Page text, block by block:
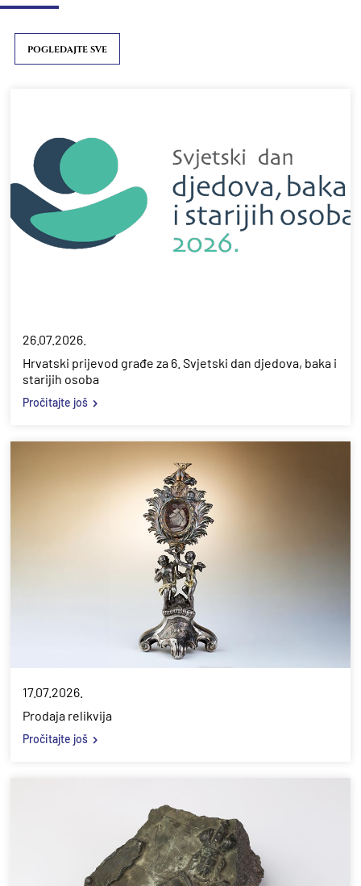
POGLEDAJTE SVE
26.07.2026.
Hrvatski prijevod građe za 6. Svjetski dan djedova, baka i
starijih osoba
Pročitajte još
17.07.2026.
Prodaja relikvija
Pročitajte još